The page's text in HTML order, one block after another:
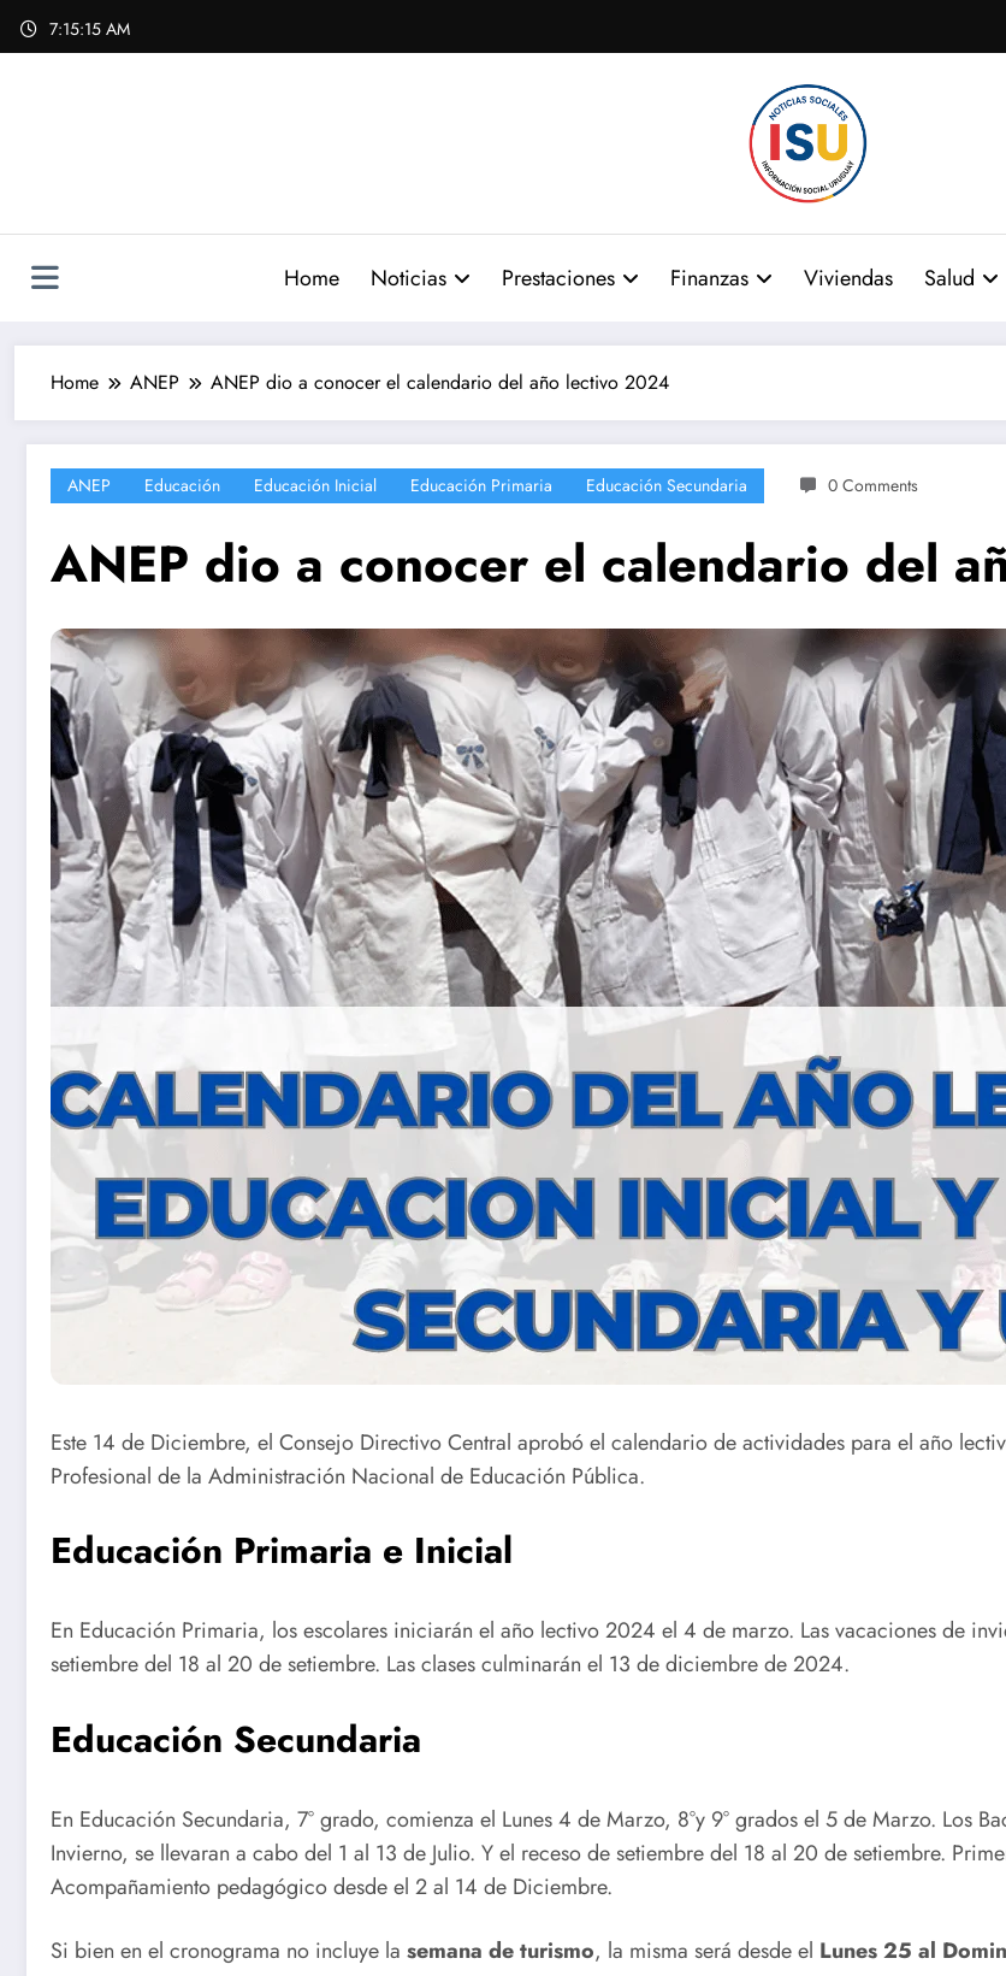
Skip
7:15:17 AM
Home Noticias Prestaciones Finanzas Viviendas Salud
Home ANEP ANEP dio a conocer el calendario del año lectivo 2024
ANEP Educación Educación Inicial Educación Primaria Educación Secundaria 0 Comments
ANEP dio a conocer el calendario del
Este 14 de Diciembre, el Consejo Directivo Central aprobó el calendario de actividades para el año
Profesional de la Administración Nacional de Educación Pública.
Educación Primaria e Inicial
En Educación Primaria, los escolares iniciarán el año lectivo 2024 el 4 de marzo. Las vacaciones de
setiembre del 18 al 20 de setiembre. Las clases culminarán el 13 de diciembre de 2024.
Educación Secundaria
En Educación Secundaria, 7° grado, comienza el Lunes 4 de Marzo, 8°y 9° grados el 5 de Marzo. Los
Invierno, se llevaran a cabo del 1 al 13 de Julio. Y el receso de setiembre del 18 al 20 de setiembre.
Acompañamiento pedagógico desde el 2 al 14 de Diciembre.
Si bien en el cronograma no incluye la semana de turismo, la misma será desde el Lunes 25 al